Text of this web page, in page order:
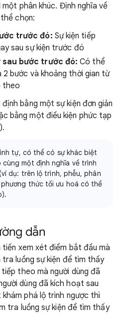
phân khúc. Định nghĩa về
chọn:
trước đó: Sự kiện tiếp
sau sự kiện trước đó
sau bước trước đó: Có thể
2 bước và khoảng thời gian từ
theo
bằng một sự kiện đơn giản
bằng một điều kiện phức tạp
).
tự, có thể có sự khác biệt
một định nghĩa về trình
dụ: trên lộ trình, phễu, phân
thức tối ưu hoá có thể
dẫn
xem xét điểm bắt đầu mà
tra luồng sự kiện để tìm thấy
theo mà người dùng đã
dùng đã kích hoạt sau
phá lộ trình ngược thì
tra luồng sự kiện để tìm thấy